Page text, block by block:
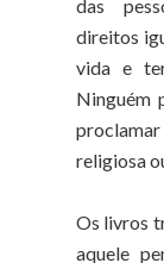
das
direitos
vida e
Ninguém
religiosa
Os livros
aquele